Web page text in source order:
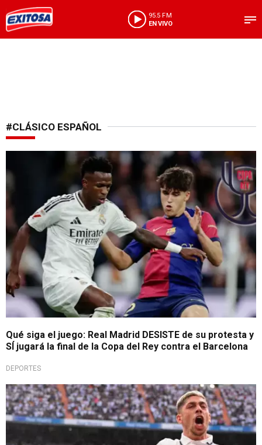
95.5 FM
EN VIVO
#CLÁSICO ESPAÑOL
Qué siga el juego: Real Madrid DESISTE de su protesta y
SÍ jugará la final de la Copa del Rey contra el Barcelona
DEPORTES